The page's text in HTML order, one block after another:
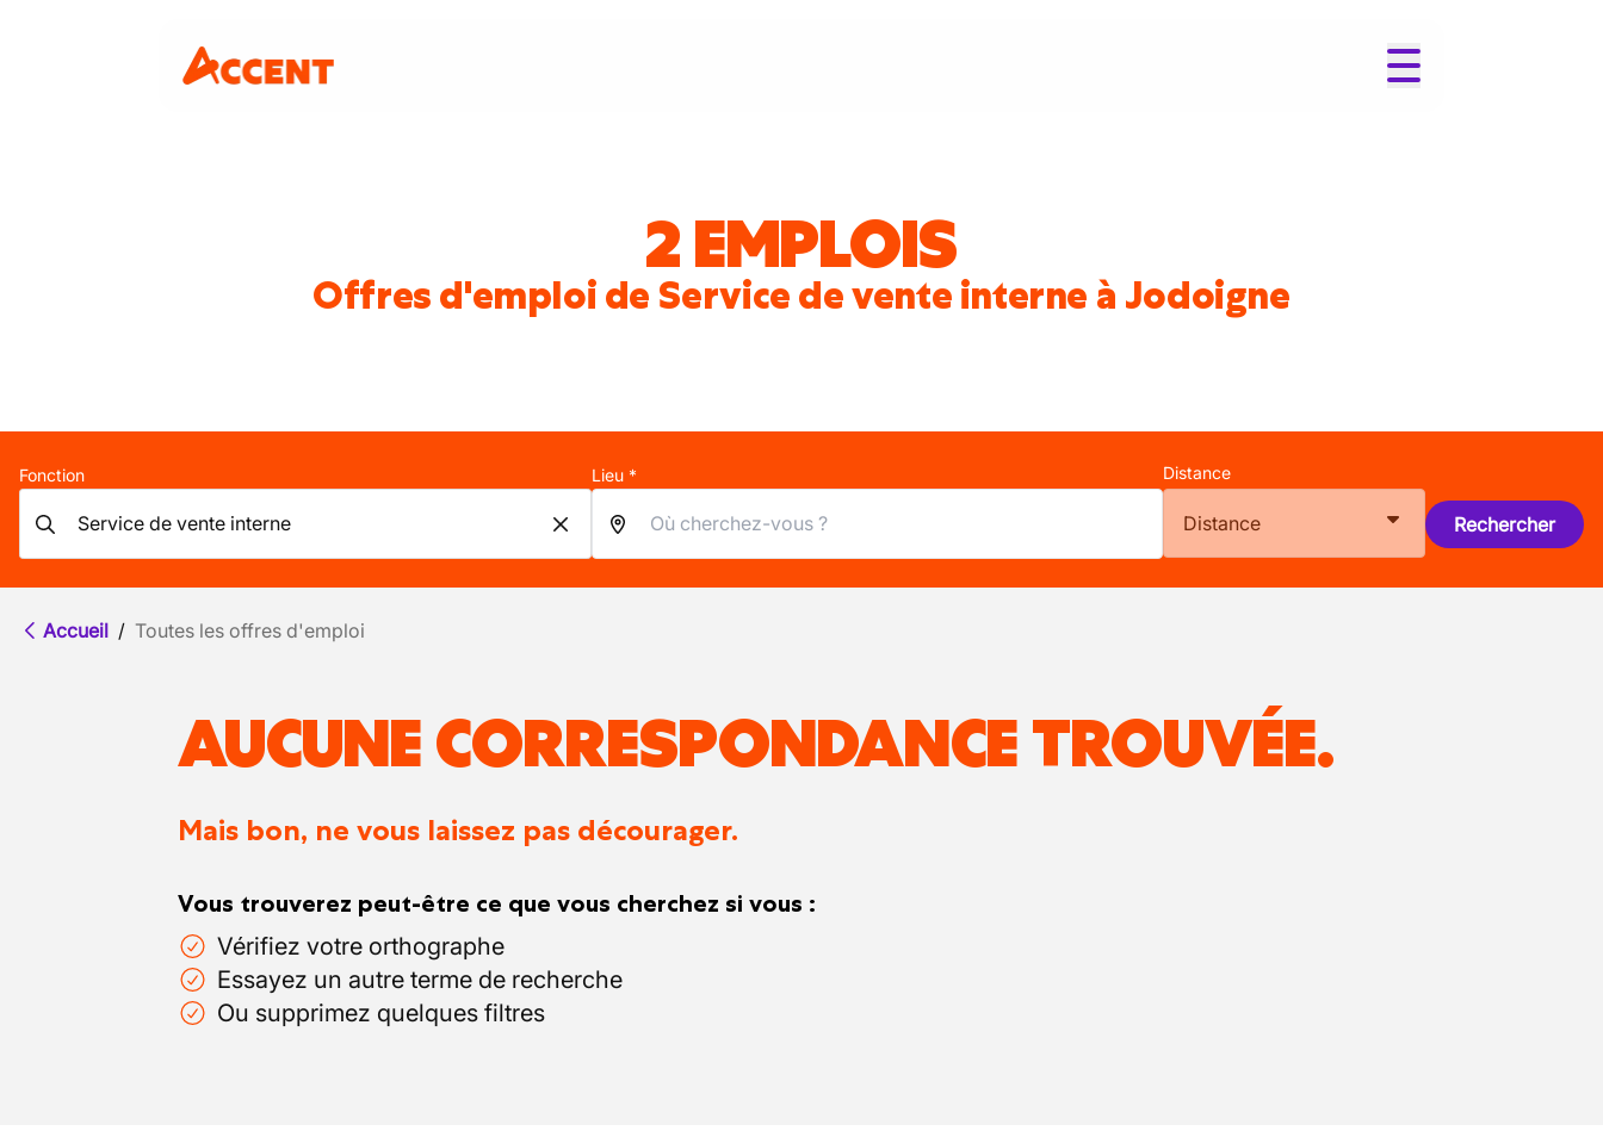
2 EMPLOIS
Offres d'emploi de Service de vente interne à Jodoigne
Fonction Lieu * Distance
Distance Rechercher
Accueil / Toutes les offres d'emploi
AUCUNE CORRESPONDANCE TROUVÉE.
Mais bon, ne vous laissez pas décourager.
Vous trouverez peut-être ce que vous cherchez si vous :
Vérifiez votre orthographe
Essayez un autre terme de recherche
Ou supprimez quelques filtres